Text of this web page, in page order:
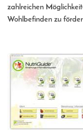
zahlreichen
Wohlbefinden zu